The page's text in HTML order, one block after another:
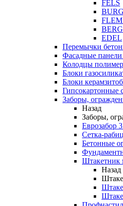
FELS
BURG
BERG
EDEL
Перемычки
Фасадные
Колодцы
Блоки
Блоки
Гипсокартонные
Заборы,
Назад
Заборы,
Еврозабор
Сетка-
Бетонные
Штакетник
Назад